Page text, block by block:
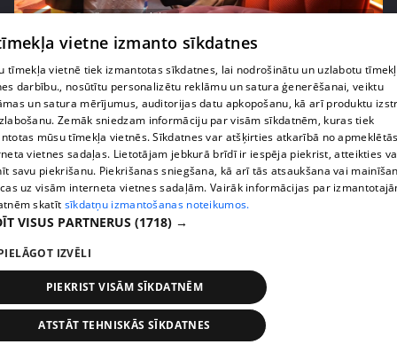
pirms 2 mēnešiem, 4 nedēļām 00:07:20
Vai pasaules krīzes ietekmē lēmumu par bērnu
radīšanu?
14. epizode
Grila sezonā lieliski iespējams ievērot veselīga
vietne izmanto sīkdatnes
tīmekļa vietnē tiek izmantotas sīkdatnes, lai nodrošinātu un uzlabotu
darbību., nosūtītu personalizētu reklāmu un satura ģenerēšanai, veiktu
un satura mērījumus, auditorijas datu apkopošanu, kā arī produktu
Zemāk sniedzam informāciju par visām sīkdatnēm, kuras tiek
mūsu tīmekļa vietnēs. Sīkdatnes var atšķirties atkarībā no
vietnes sadaļas. Lietotājam jebkurā brīdī ir iespēja piekrist, atteikties
savu piekrišanu. Piekrišanas sniegšana, kā arī tās atsaukšana vai
uz visām interneta vietnes sadaļām. Vairāk informācijas par
skatīt sīkdatņu izmantošanas noteikumos.
VISUS PARTNERUS (1718) →
IZVĒLI
PIEKRIST VISĀM SĪKDATNĒM
ATSTĀT TEHNISKĀS SĪKDATNES